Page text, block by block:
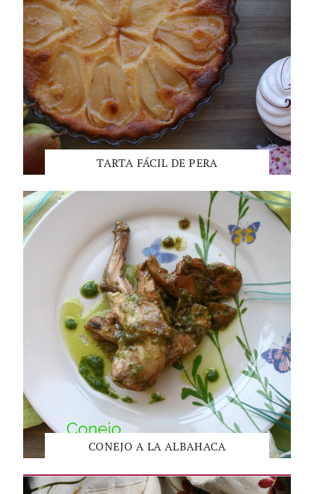
TARTA FÁCIL DE PERA
CONEJO A LA ALBAHACA